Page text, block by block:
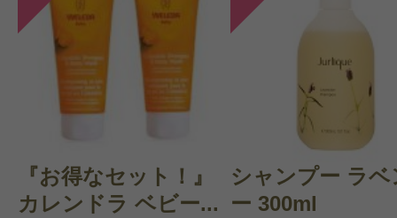
すべての19件のクチコミを見
『お得なセット！』
カレンドラ ベビー...
シャンプー ラベ
ー 300ml